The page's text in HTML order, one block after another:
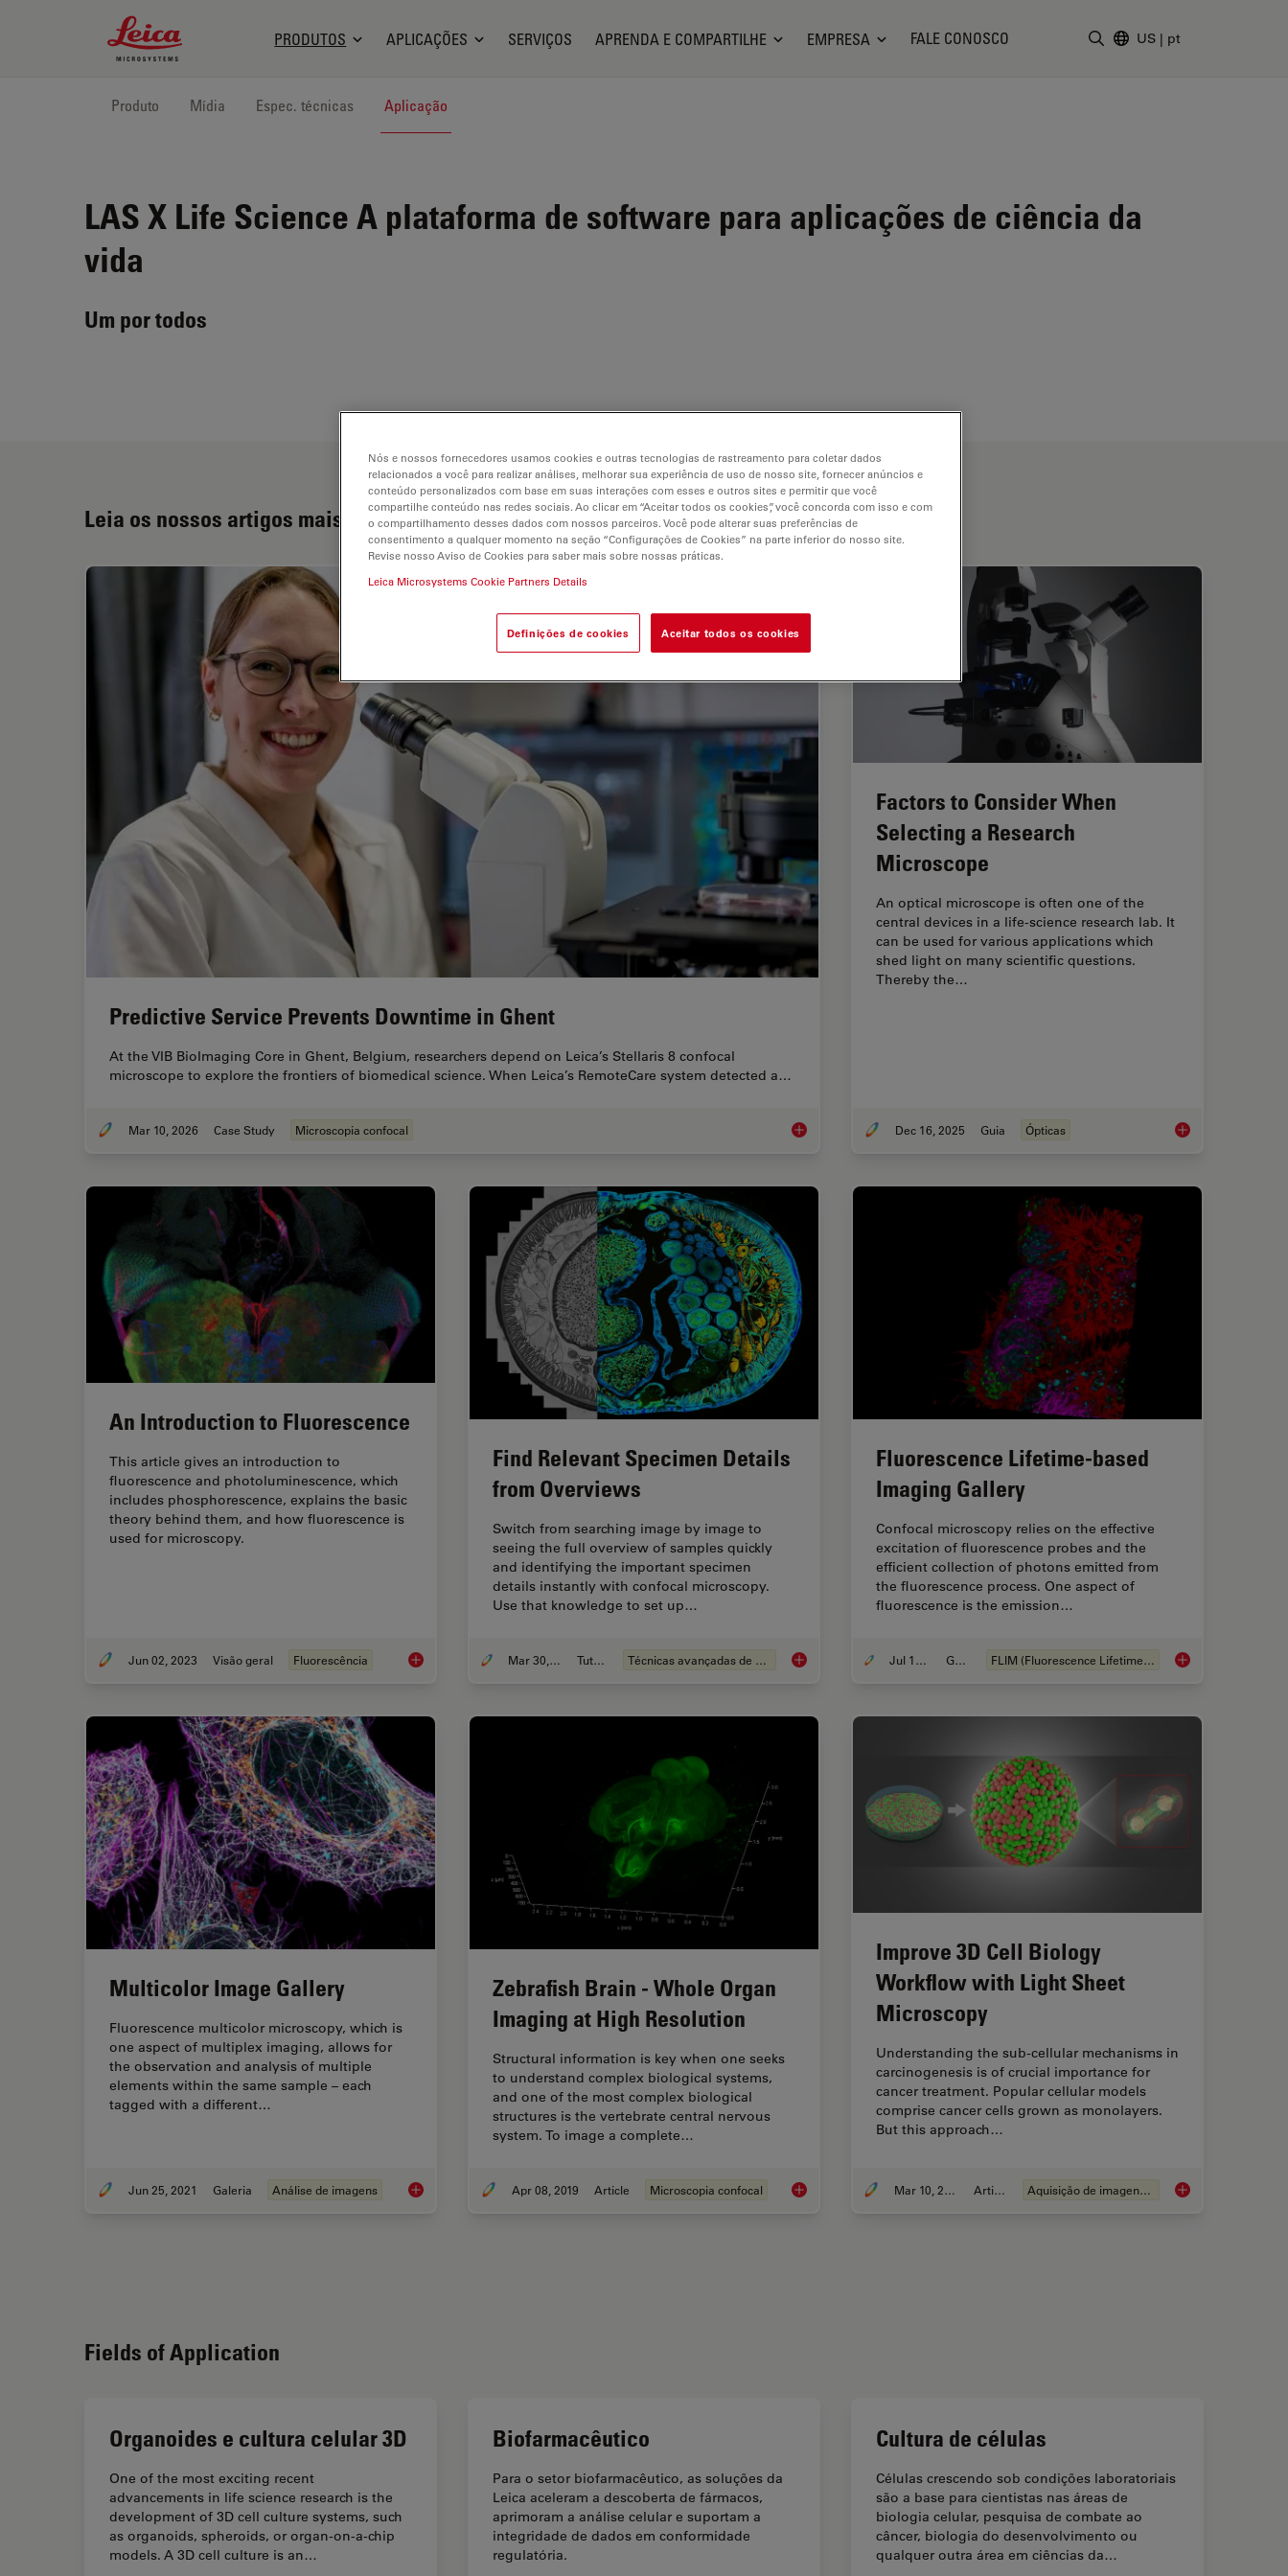
Leica Microsystems Logo
PRODUTOS APLICAÇÕES SERVIÇOS APRENDA E COMPARTILHE EMPRESA FALE CONOSCO US | pt
Produto Mídia Espec. técnicas Aplicação
LAS X Life Science A plataforma de software para aplicações de ciência da
vida
Um por todos
Leia os nossos artigos mais recentes
Predictive Service Prevents Downtime in Ghent
At the VIB BioImaging Core in Ghent, Belgium, researchers depend on Leica’s Stellaris 8 confocal
microscope to explore the frontiers of biomedical science. When Leica’s RemoteCare system detected a…
Mar 10, 2026 Case Study Microscopia confocal Predictive Service Prevents Downtime in Ghent
Factors to Consider When
Selecting a Research
Microscope
An optical microscope is often one of the
central devices in a life-science research lab. It
can be used for various applications which
shed light on many scientific questions.
Thereby the…
Dec 16, 2025 Guia Ópticas Factors to Consider
An Introduction to Fluorescence
This article gives an introduction to
fluorescence and photoluminescence, which
includes phosphorescence, explains the basic
theory behind them, and how fluorescence is
used for microscopy.
Jun 02, 2023 Visão geral Fluorescência An Introduction to Fluorescence
Find Relevant Specimen Details
from Overviews
Switch from searching image by image to
seeing the full overview of samples quickly
and identifying the important specimen
details instantly with confocal microscopy.
Use that knowledge to set up…
Mar 30, 2022 Tutorial Técnicas avançadas de microscopia Find Relevant Specimen Details from Overviews
Fluorescence Lifetime-based
Imaging Gallery
Confocal microscopy relies on the effective
excitation of fluorescence probes and the
efficient collection of photons emitted from
the fluorescence process. One aspect of
fluorescence is the emission…
Jul 12, 2021 Galeria FLIM (Fluorescence Lifetime Imaging Microscopy) Fluorescence
Multicolor Image Gallery
Fluorescence multicolor microscopy, which is
one aspect of multiplex imaging, allows for
the observation and analysis of multiple
elements within the same sample – each
tagged with a different…
Jun 25, 2021 Galeria Análise de imagens Multicolor Image Gallery
Zebrafish Brain - Whole Organ
Imaging at High Resolution
Structural information is key when one seeks
to understand complex biological systems,
and one of the most complex biological
structures is the vertebrate central nervous
system. To image a complete…
Apr 08, 2019 Article Microscopia confocal Zebrafish Brain - Whole Organ Imaging at High Resolution
Improve 3D Cell Biology
Workflow with Light Sheet
Microscopy
Understanding the sub-cellular mechanisms in
carcinogenesis is of crucial importance for
cancer treatment. Popular cellular models
comprise cancer cells grown as monolayers.
But this approach…
Mar 10, 2019 Article Aquisição de imagens 3D Improve 3D Cell
Fields of Application
Organoides e cultura celular 3D
One of the most exciting recent
advancements in life science research is the
development of 3D cell culture systems, such
as organoids, spheroids, or organ-on-a-chip
models. A 3D cell culture is an…
Biofarmacêutico
Para o setor biofarmacêutico, as soluções da
Leica aceleram a descoberta de fármacos,
aprimoram a análise celular e suportam a
integridade de dados em conformidade
regulatória.
Cultura de células
Células crescendo sob condições laboratoriais
são a base para cientistas nas áreas de
biologia celular, pesquisa de combate ao
câncer, biologia do desenvolvimento ou
qualquer outra área em ciências da…
Nós e nossos fornecedores usamos cookies e outras tecnologias de rastreamento para coletar dados
relacionados a você para realizar análises, melhorar sua experiência de uso de nosso site, fornecer anúncios e
conteúdo personalizados com base em suas interações com esses e outros sites e permitir que você
compartilhe conteúdo nas redes sociais. Ao clicar em “Aceitar todos os cookies”, você concorda com isso e com
o compartilhamento desses dados com nossos parceiros. Você pode alterar suas preferências de
consentimento a qualquer momento na seção “Configurações de Cookies” na parte inferior do nosso site.
Revise nosso Aviso de Cookies para saber mais sobre nossas práticas.
Leica Microsystems Cookie Partners Details
Definições de cookies Aceitar todos os cookies